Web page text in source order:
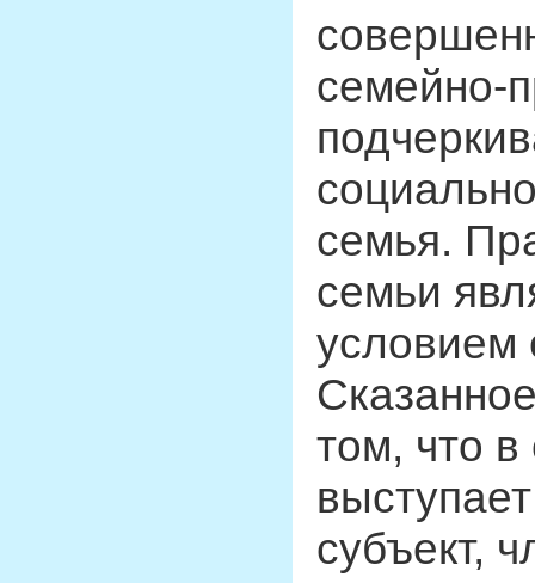
семейно-
семья.
семьи
условием
том, что
субъект,